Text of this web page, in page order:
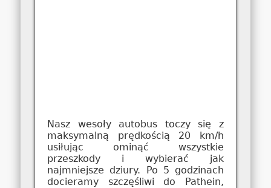
Nasz wesoły autobus toczy się z
maksymalną prędkością 20 km/h
usiłując ominąć wszystkie
przeszkody i wybierać jak
najmniejsze dziury. Po 5 godzinach
docieramy szczęśliwi do Pathein,